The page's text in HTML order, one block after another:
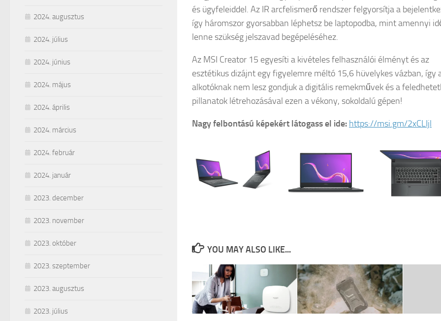
és ügyfeleiddel. Az IR arcfelismerő rendszer felgyorsítja a
így háromszor gyorsabban léphetsz be laptopodba, mint amennyi
lenne szükség jelszavad begépeléséhez.
Az MSI Creator 15 egyesíti a kivételes felhasználói élményt és az
esztétikus dizájnt egy figyelemre méltó 15,6 hüvelykes vázban, így
alkotóknak nem lesz gondjuk a digitális remekművek és a
pillanatok létrehozásával ezen a vékony, sokoldalú gépen!
Nagy felbontású képekért látogass el ide: https://msi.gm/2xCLIjl
YOU MAY ALSO LIKE...
2024. augusztus
2024. július
2024. június
2024. május
2024. április
2024. március
2024. február
2024. január
2023. december
2023. november
2023. október
2023. szeptember
2023. augusztus
2023. július